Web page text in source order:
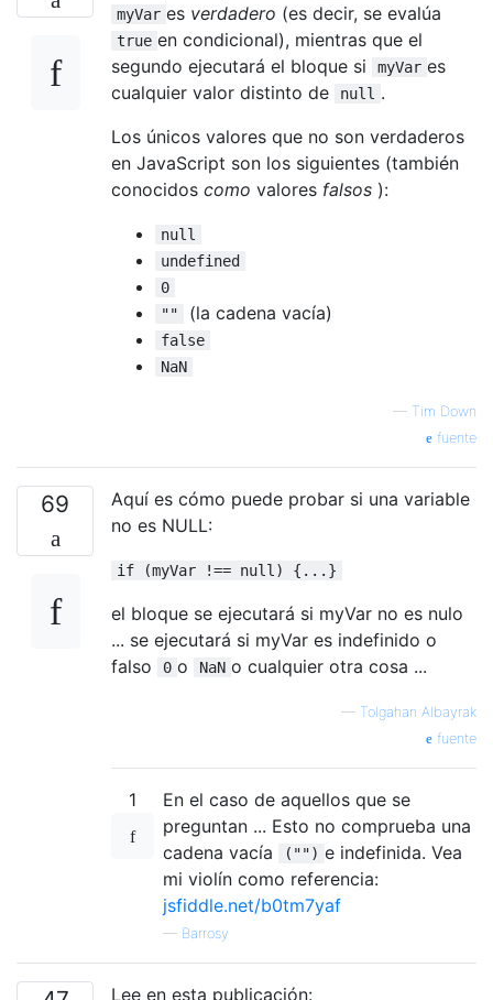
myVar es verdadero (es decir, se evalúa
true en condicional), mientras que el
segundo ejecutará el bloque si
myVar es
cualquier valor distinto de
null .
Los únicos valores que no son verdaderos
en JavaScript son los siguientes (también
conocidos como valores falsos ):
null
undefined
0
""
(la cadena vacía)
false
NaN
— Tim Down
fuente
69
Aquí es cómo puede probar si una variable
no es NULL:
if (myVar !== null) {...}
el bloque se ejecutará si myVar no es nulo
... se ejecutará si myVar es indefinido o
falso
0 o NaN o cualquier otra cosa ...
— Tolgahan Albayrak
fuente
1
En el caso de aquellos que se
preguntan ... Esto no comprueba una
cadena vacía
("") e indefinida. Vea
mi violín como referencia:
jsfiddle.net/b0tm7yaf
— Barrosy
Lee en esta publicación: